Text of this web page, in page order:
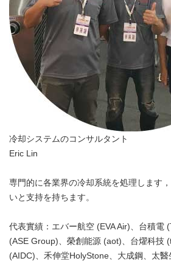
冷却システムのコンサルタント
Eric Lin
専門的に各業界の冷却系統を処理します
いと支持を持ちます。
代表實績：エバー航空 (EVA Air)、台積電
(ASE Group)、榮創能源 (aot)、台燿科技
(AIDC)、禾伸堂HolyStone、大成鋼、太醫